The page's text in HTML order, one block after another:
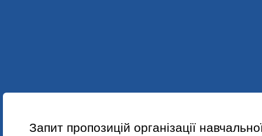
Запит пропозицій організації